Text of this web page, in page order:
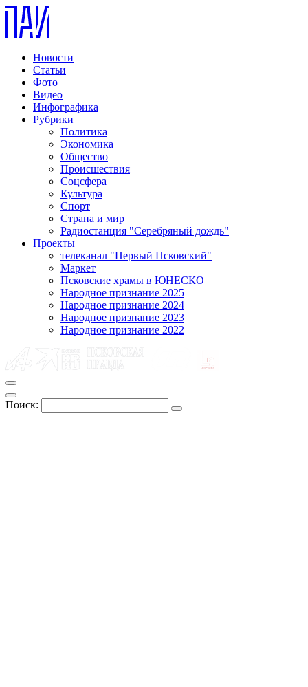
Новости
Статьи
Фото
Видео
Инфографика
Рубрики
Политика
Экономика
Общество
Происшествия
Соцсфера
Культура
Спорт
Страна и мир
Радиостанция "Серебряный дождь"
Проекты
телеканал "Первый Псковский"
Маркет
Псковские храмы в ЮНЕСКО
Народное признание 2025
Народное признание 2024
Народное признание 2023
Народное признание 2022
Поиск: